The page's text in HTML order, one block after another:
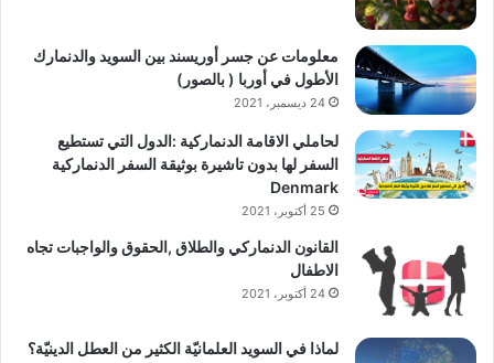
معلومات عن جسر أوريسند بين السويد والدنمارك
الأطول في أوربا ( بالصور)
24 ديسمبر، 2021
لحاملي الاقامة الدنماركية :الدول التي تستطيع
السفر لها بدون تاشيرة بوثيقة السفر الدنماركية
Denmark
25 أكتوبر، 2021
القانون الدنماركي والطلاق ,الحقوق والواجبات تجاه
الاطفال
24 أكتوبر، 2021
لماذا في السويد العلمانيّة الكثير من العطل الدينيّة؟